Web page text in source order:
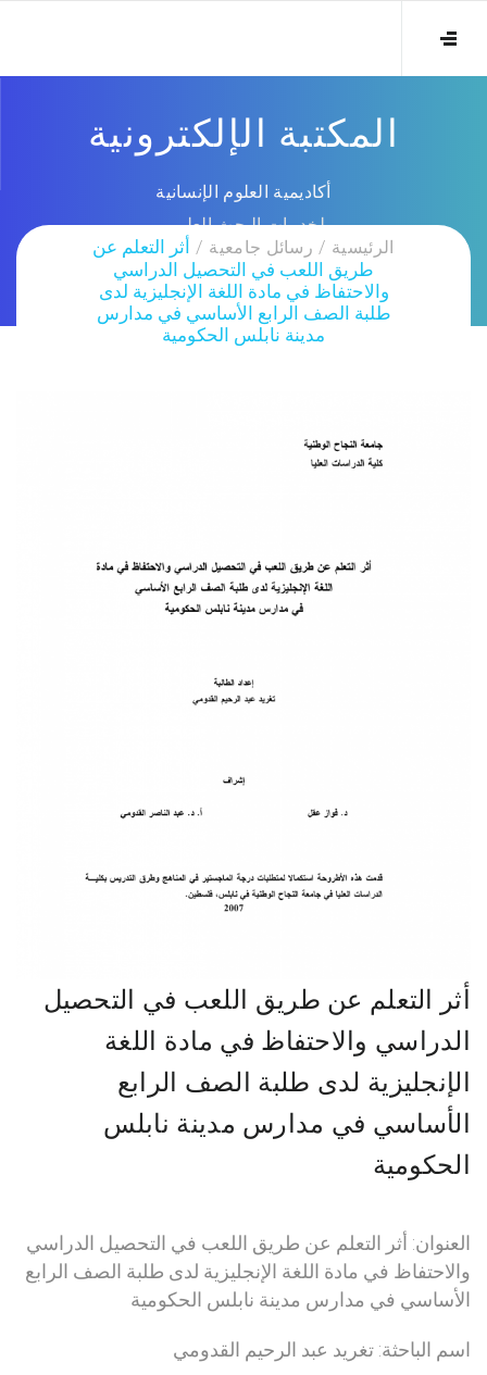
المكتبة الإلكترونية
أكاديمية العلوم الإنسانية
لخدمات البحث العلمي
الرئيسية
رسائل جامعية
أثر التعلم عن
طريق اللعب في التحصيل الدراسي
والاحتفاظ في مادة اللغة الإنجليزية لدى
طلبة الصف الرابع الأساسي في مدارس
مدينة نابلس الحكومية
أثر التعلم عن طريق اللعب في التحصيل
الدراسي والاحتفاظ في مادة اللغة
الإنجليزية لدى طلبة الصف الرابع
الأساسي في مدارس مدينة نابلس
الحكومية
العنوان: أثر التعلم عن طريق اللعب في التحصيل الدراسي
والاحتفاظ في مادة اللغة الإنجليزية لدى طلبة الصف الرابع
الأساسي في مدارس مدينة نابلس الحكومية
اسم الباحثة: تغريد عبد الرحيم القدومي